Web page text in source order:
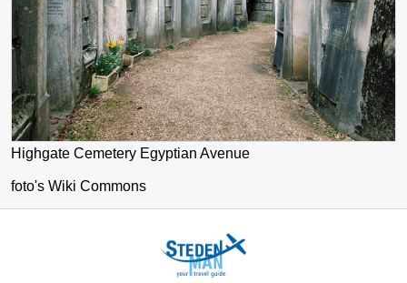
Highgate Cemetery Egyptian Avenue
foto's Wiki Commons